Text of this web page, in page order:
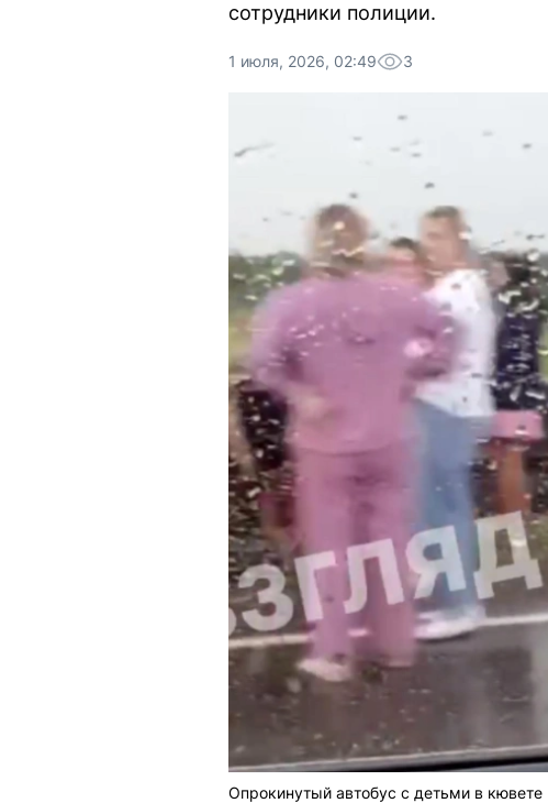
сотрудники полиции.
1 июля, 2026, 02:49 3
Опрокинутый автобус с детьми в кювете